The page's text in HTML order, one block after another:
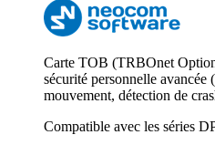
Carte TOB (TRBOnet
sécurité personnelle avancée
mouvement, détection de
Compatible avec les séries